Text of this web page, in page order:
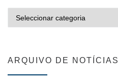
ARQUIVO DE NOTÍCIAS